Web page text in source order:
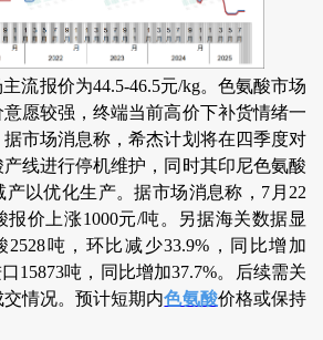
流报价为44.5-46.5元/kg。色氨酸市场
愿较强，终端当前高价下补货情绪一
市场消息称，希杰计划将在四季度对
线进行停机维护，同时其印尼色氨酸
以优化生产。据市场消息称，7月22
报价上涨1000元/吨。另据海关数据显
吨，环比减少33.9%，同比增加
15873吨，同比增加37.7%。后续需关
情况。预计短期内色氨酸价格或保持